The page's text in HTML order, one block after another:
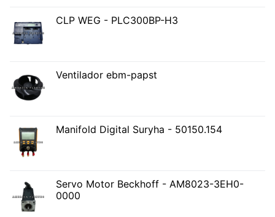
CLP WEG - PLC300BP-H3
Ventilador ebm-papst
Manifold Digital Suryha - 50150.154
Servo Motor Beckhoff - AM8023-3EH0-
0000